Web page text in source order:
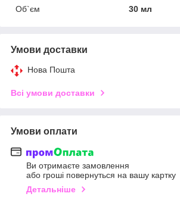
Об`єм
30 мл
Умови доставки
Нова Пошта
Всі умови доставки
Умови оплати
Ви отримаєте замовлення
або гроші повернуться на вашу картку
Детальніше